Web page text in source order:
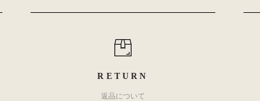
RETURN
返品について